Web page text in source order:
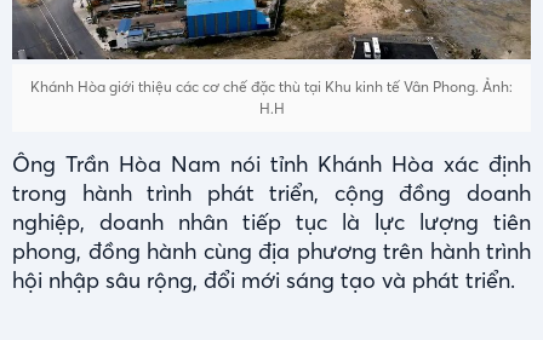
Khánh Hòa giới thiệu các cơ chế đặc thù tại Khu kinh tế Vân Phong. Ảnh:
H.H
Ông Trần Hòa Nam nói tỉnh Khánh Hòa xác định
trong hành trình phát triển, cộng đồng doanh
nghiệp, doanh nhân tiếp tục là lực lượng tiên
phong, đồng hành cùng địa phương trên hành trình
hội nhập sâu rộng, đổi mới sáng tạo và phát triển.